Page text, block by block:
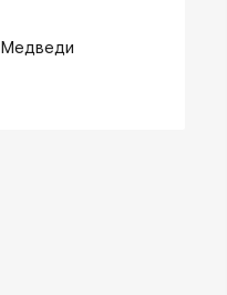
Медведи